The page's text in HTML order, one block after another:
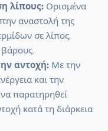
λίπους: Ορισμένα
αναστολή της
σε λίπος,
αντοχή: Με την
και την
παρατηρηθεί
κατά τη διάρκεια